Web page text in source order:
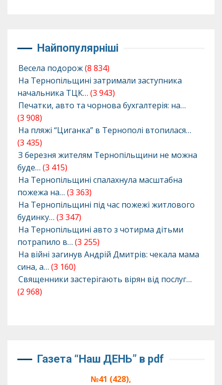
Найпопулярніші
Весела подорож(8 834)
На Тернопільщині затримали заступника
начальника ТЦК… (3 943)
Печатки, авто та чорнова бухгалтерія: на…
(3 908)
На пляжі “Циганка” в Тернополі втопилася…
(3 435)
З березня жителям Тернопільщини не можна
буде… (3 415)
На Тернопільщині спалахнула масштабна
пожежа на… (3 363)
На Тернопільщині під час пожежі житлового
будинку… (3 347)
На Тернопільщині авто з чотирма дітьми
потрапило в… (3 255)
На війні загинув Андрій Дмитрів: чекала мама
сина, а… (3 160)
Священники застерігають вірян від послуг…
(2 968)
Газета “Наш ДЕНЬ” в pdf
№41 (428),